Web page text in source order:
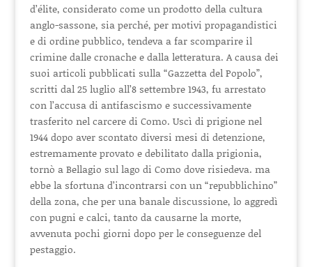
d’élite, considerato come un prodotto della cultura
anglo-sassone, sia perché, per motivi propagandistici
e di ordine pubblico, tendeva a far scomparire il
crimine dalle cronache e dalla letteratura. A causa dei
suoi articoli pubblicati sulla “Gazzetta del Popolo”,
scritti dal 25 luglio all’8 settembre 1943, fu arrestato
con l’accusa di antifascismo e successivamente
trasferito nel carcere di Como. Uscì di prigione nel
1944 dopo aver scontato diversi mesi di detenzione,
estremamente provato e debilitato dalla prigionia,
tornò a Bellagio sul lago di Como dove risiedeva. ma
ebbe la sfortuna d’incontrarsi con un “repubblichino”
della zona, che per una banale discussione, lo aggredì
con pugni e calci, tanto da causarne la morte,
avvenuta pochi giorni dopo per le conseguenze del
pestaggio.